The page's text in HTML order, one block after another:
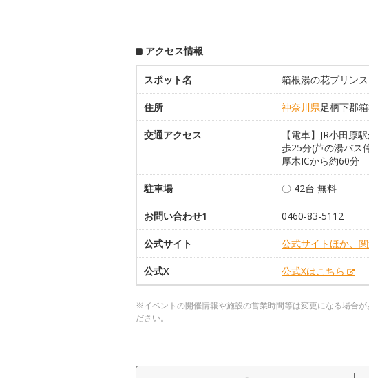
アクセス情報
スポット名 箱根湯の花プリン
住所 神奈川県足柄下郡
交通アクセス
【電車】JR小田原
歩25分(芦の湯バス
厚木ICから約60分
駐車場 〇 42台 無料
お問い合わせ1 0460-83-5112
公式サイト 公式サイトほか、
公式X 公式Xはこちら
※イベントの開催情報や施設の営業時間等は変更になる場合
ださい。